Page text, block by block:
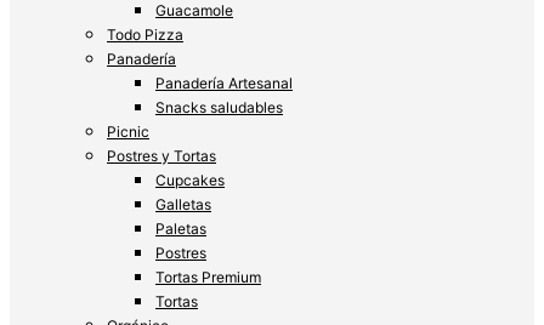
Guacamole
Todo Pizza
Panadería
Panadería Artesanal
Snacks saludables
Picnic
Postres y Tortas
Cupcakes
Galletas
Paletas
Postres
Tortas Premium
Tortas